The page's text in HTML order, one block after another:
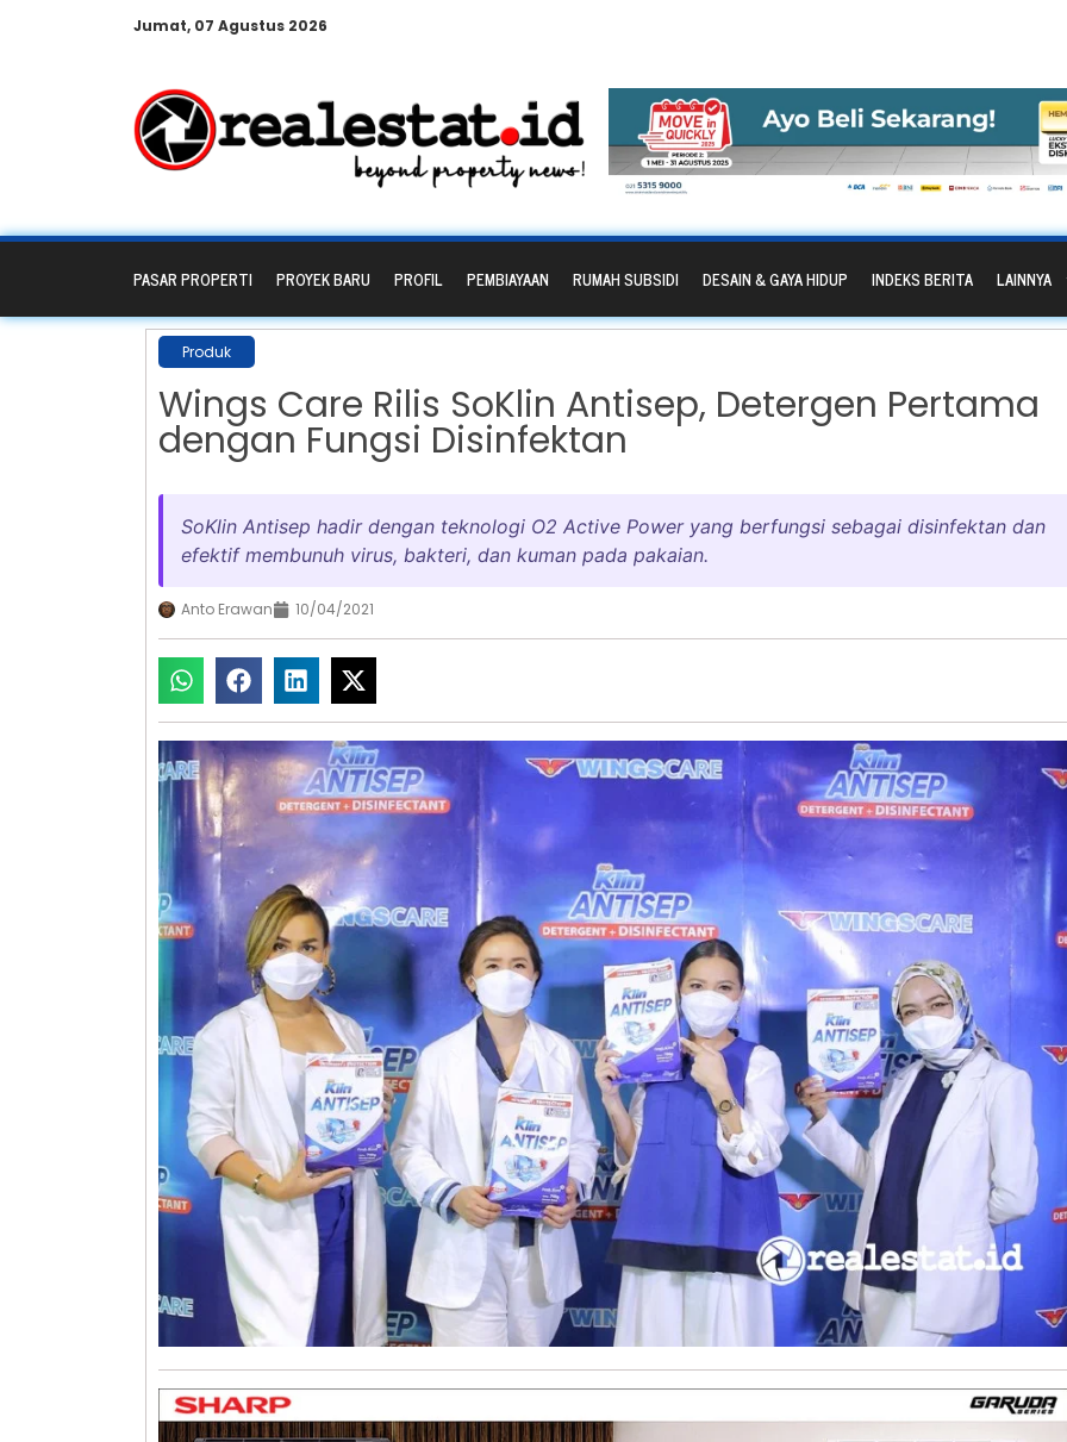
Jumat, 07 Agustus 2026
PASAR PROPERTI PROYEK BARU PROFIL PEMBIAYAAN RUMAH SUBSIDI DESAIN & GAYA HIDUP INDEKS BERITA LAINNYA
Produk
Wings Care Rilis SoKlin Antisep, Detergen Pertama
dengan Fungsi Disinfektan
SoKlin Antisep hadir dengan teknologi O2 Active Power yang berfungsi sebagai disinfektan dan
efektif membunuh virus, bakteri, dan kuman pada pakaian.
Anto Erawan 10/04/2021